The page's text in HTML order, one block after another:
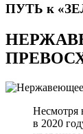
ПУТЬ к
Несмотря
в 2020